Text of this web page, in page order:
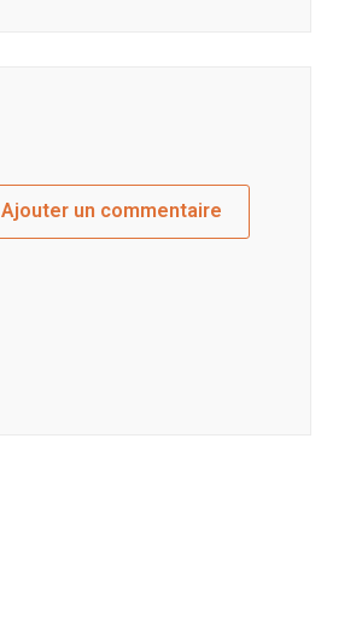
Ajouter un commentaire